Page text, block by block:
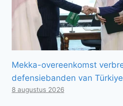
Mekka-overeenkomst
defensiebanden van Türkiye
8 augustus 2026